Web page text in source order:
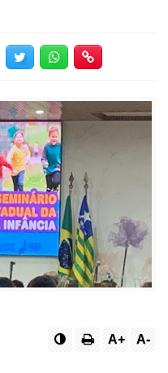
FacebookTwitter Whatsapp
A+ A-